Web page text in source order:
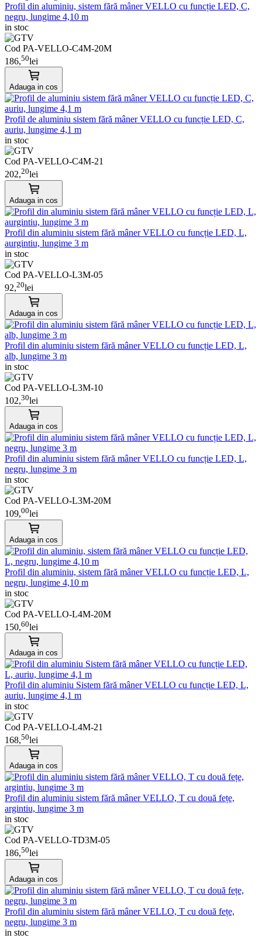
Profil din aluminiu, sistem fără mâner VELLO cu funcție LED, C,
negru, lungime 4,10 m
in stoc
Cod PA-VELLO-C4M-20M
186,50lei
Adauga in cos
Profil de aluminiu sistem fără mâner VELLO cu funcție LED, C,
auriu, lungime 4,1 m
in stoc
Cod PA-VELLO-C4M-21
202,20lei
Adauga in cos
Profil din aluminiu sistem fără mâner VELLO cu funcție LED, L,
aurgintiu, lungime 3 m
in stoc
Cod PA-VELLO-L3M-05
92,20lei
Adauga in cos
Profil din aluminiu sistem fără mâner VELLO cu funcție LED, L,
alb, lungime 3 m
in stoc
Cod PA-VELLO-L3M-10
102,30lei
Adauga in cos
Profil din aluminiu sistem fără mâner VELLO cu funcție LED, L,
negru, lungime 3 m
in stoc
Cod PA-VELLO-L3M-20M
109,00lei
Adauga in cos
Profil din aluminiu, sistem fără mâner VELLO cu funcție LED, L,
negru, lungime 4,10 m
in stoc
Cod PA-VELLO-L4M-20M
150,60lei
Adauga in cos
Profil din aluminiu Sistem fără mâner VELLO cu funcție LED, L,
auriu, lungime 4,1 m
in stoc
Cod PA-VELLO-L4M-21
168,50lei
Adauga in cos
Profil din aluminiu sistem fără mâner VELLO, T cu două fețe,
argintiu, lungime 3 m
in stoc
Cod PA-VELLO-TD3M-05
186,50lei
Adauga in cos
Profil din aluminiu sistem fără mâner VELLO, T cu două fețe,
negru, lungime 3 m
in stoc